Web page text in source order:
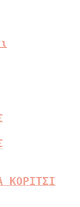
ΚΟΡΙΤΣΙ